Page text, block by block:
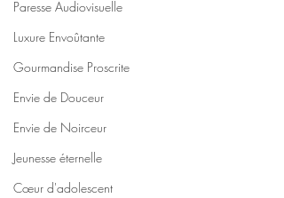
Paresse Audiovisuelle
Luxure Envoûtante
Gourmandise Proscrite
Envie de Douceur
Envie de Noirceur
Jeunesse éternelle
Cœur d'adolescent